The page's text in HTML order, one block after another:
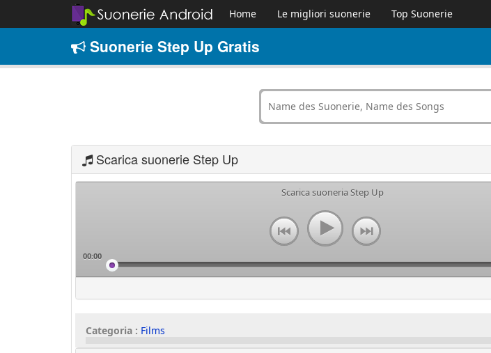
Home Le migliori suonerie Top Suonerie
Suonerie Step Up Gratis
Scarica suonerie Step Up
Scarica suoneria Step Up
00:00
Categoria : Films